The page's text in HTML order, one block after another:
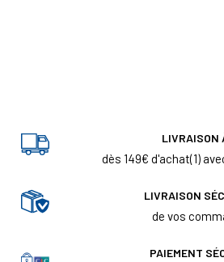
LIVRAISON
dès 149€ d'achat(1)
LIVRAISON
de vos
PAIEMENT